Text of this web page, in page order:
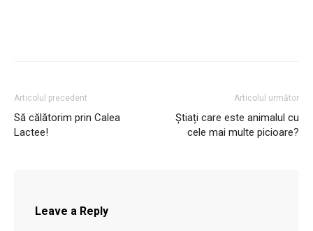
Articolul precedent
Să călătorim prin Calea
Lactee!
Articolul următor
Știați care este animalul cu
cele mai multe picioare?
Leave a Reply